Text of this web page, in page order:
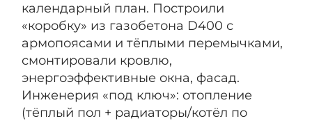
календарный план. Построили
«коробку» из газобетона D400 с
армопоясами и тёплыми перемычками,
смонтировали кровлю,
энергоэффективные окна, фасад.
Инженерия «под ключ»: отопление
(тёплый пол + радиаторы/котёл по